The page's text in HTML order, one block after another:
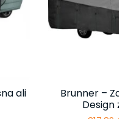
ali
Brunner –
Design